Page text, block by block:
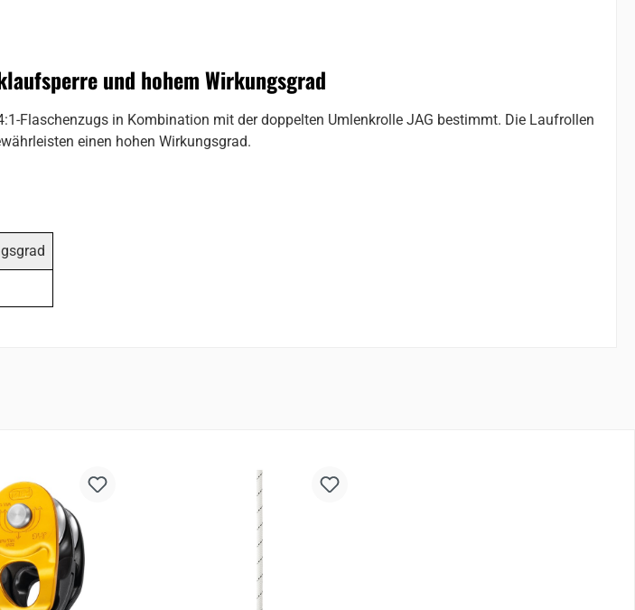
und hohem Wirkungsgrad
Flaschenzugs in Kombination mit der doppelten Umlenkrolle JAG bestimmt. Die Laufrollen
einen hohen Wirkungsgrad.